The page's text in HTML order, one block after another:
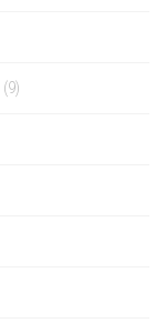
(9)